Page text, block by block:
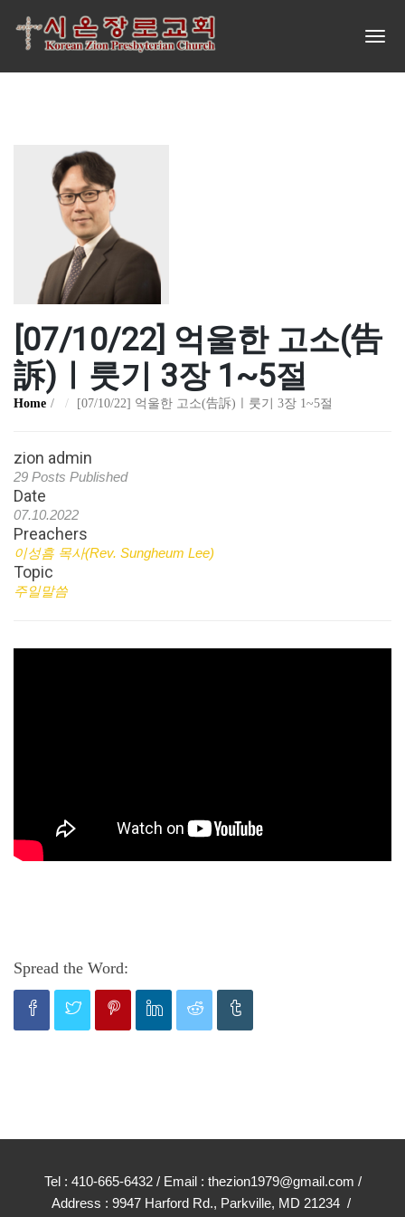
[07/10/22] 억울한 고소(告
訴)ㅣ룻기 3장 1~5절
Home [07/10/22] 억울한 고소(告訴)ㅣ룻기 3장 1~5절
zion admin
29 Posts Published
Date
07.10.2022
Preachers
이성흠 목사(Rev. Sungheum Lee)
Topic
주일말씀
Spread the Word:
Tel : 410-665-6432 / Email : thezion1979@gmail.com /
Address : 9947 Harford Rd., Parkville, MD 21234 /